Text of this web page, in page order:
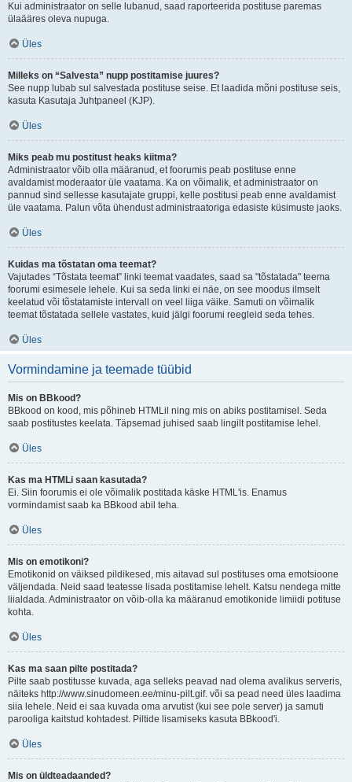
Kui administraator on selle lubanud, saad raporteerida postituse paremas
ülaääres oleva nupuga.
Üles
Milleks on “Salvesta” nupp postitamise juures?
See nupp lubab sul salvestada postituse seise. Et laadida mõni postituse seis,
kasuta Kasutaja Juhtpaneel (KJP).
Üles
Miks peab mu postitust heaks kiitma?
Administraator võib olla määranud, et foorumis peab postituse enne
avaldamist moderaator üle vaatama. Ka on võimalik, et administraator on
pannud sind sellesse kasutajate gruppi, kelle postitusi peab enne avaldamist
üle vaatama. Palun võta ühendust administraatoriga edasiste küsimuste jaoks.
Üles
Kuidas ma tõstatan oma teemat?
Vajutades “Tõstata teemat” linki teemat vaadates, saad sa "tõstatada" teema
foorumi esimesele lehele. Kui sa seda linki ei näe, on see moodus ilmselt
keelatud või tõstatamiste intervall on veel liiga väike. Samuti on võimalik
teemat tõstatada sellele vastates, kuid jälgi foorumi reegleid seda tehes.
Üles
Vormindamine ja teemade tüübid
Mis on BBkood?
BBkood on kood, mis põhineb HTMLil ning mis on abiks postitamisel. Seda
saab postitustes keelata. Täpsemad juhised saab lingilt postitamise lehel.
Üles
Kas ma HTMLi saan kasutada?
Ei. Siin foorumis ei ole võimalik postitada käske HTML'is. Enamus
vormindamist saab ka BBkood abil teha.
Üles
Mis on emotikoni?
Emotikonid on väiksed pildikesed, mis aitavad sul postituses oma emotsioone
väljendada. Neid saad teatesse lisada postitamise lehelt. Katsu nendega mitte
liialdada. Administraator on võib-olla ka määranud emotikonide limiidi potituse
kohta.
Üles
Kas ma saan pilte postitada?
Pilte saab postitusse kuvada, aga selleks peavad nad olema avalikus serveris,
näiteks http://www.sinudomeen.ee/minu-pilt.gif. või sa pead need üles laadima
siia lehele. Neid ei saa kuvada oma arvutist (kui see pole server) ja samuti
parooliga kaitstud kohtadest. Piltide lisamiseks kasuta BBkood'i.
Üles
Mis on üldteadaanded?